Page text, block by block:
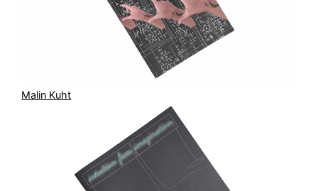
Malin Kuht